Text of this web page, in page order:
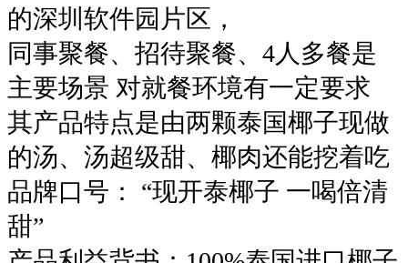
的深圳软件园片区，
同事聚餐、招待聚餐、4人多餐是
主要场景 对就餐环境有一定要求
其产品特点是由两颗泰国椰子现做
的汤、汤超级甜、椰肉还能挖着吃
品牌口号： “现开泰椰子 一喝倍清
甜”